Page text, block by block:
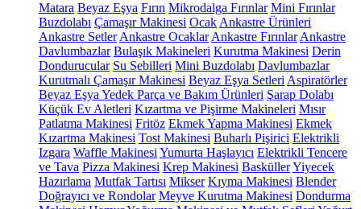
Matara Beyaz Eşya Fırın Mikrodalga Fırınlar Mini Fırınlar
Buzdolabı Çamaşır Makinesi Ocak Ankastre Ürünleri
Ankastre Setler Ankastre Ocaklar Ankastre Fırınlar Ankastre
Davlumbazlar Bulaşık Makineleri Kurutma Makinesi Derin
Dondurucular Su Sebilleri Mini Buzdolabı Davlumbazlar
Kurutmalı Çamaşır Makinesi Beyaz Eşya Setleri Aspiratörler
Beyaz Eşya Yedek Parça ve Bakım Ürünleri Şarap Dolabı
Küçük Ev Aletleri Kızartma ve Pişirme Makineleri Mısır
Patlatma Makinesi Fritöz Ekmek Yapma Makinesi Ekmek
Kızartma Makinesi Tost Makinesi Buharlı Pişirici Elektrikli
Izgara Waffle Makinesi Yumurta Haşlayıcı Elektrikli Tencere
ve Tava Pizza Makinesi Krep Makinesi BasküllerYiyecek
Hazırlama Mutfak Tartısı Mikser Kıyma Makinesi Blender
Doğrayıcı ve Rondolar Meyve Kurutma Makinesi Dondurma